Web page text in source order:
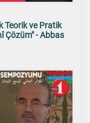
Teorik ve Pratik
Çözüm" - Abbas